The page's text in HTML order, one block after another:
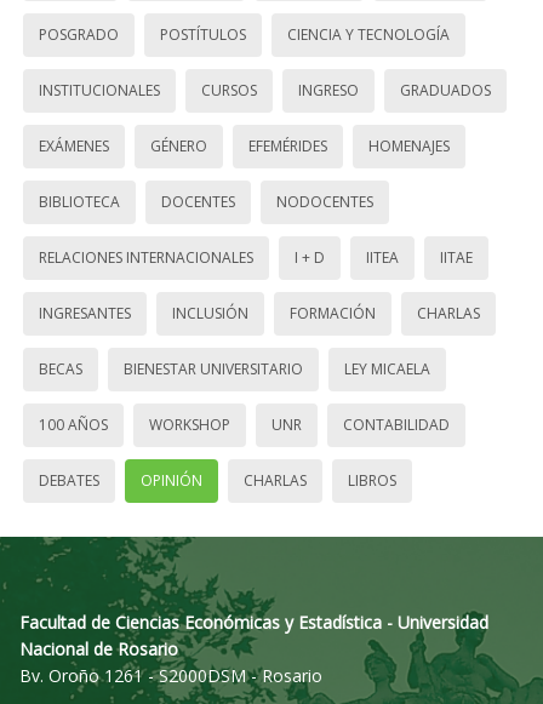
POSGRADO POSTÍTULOS CIENCIA Y TECNOLOGÍA
INSTITUCIONALES CURSOS INGRESO GRADUADOS
EXÁMENES GÉNERO EFEMÉRIDES HOMENAJES
BIBLIOTECA DOCENTES NODOCENTES
RELACIONES INTERNACIONALES I + D IITEA IITAE
INGRESANTES INCLUSIÓN FORMACIÓN CHARLAS
BECAS BIENESTAR UNIVERSITARIO LEY MICAELA
100 AÑOS WORKSHOP UNR CONTABILIDAD
DEBATES OPINIÓN CHARLAS LIBROS
Facultad de Ciencias Económicas y Estadística - Universidad
Nacional de Rosario
Bv. Oroño 1261 - S2000DSM - Rosario